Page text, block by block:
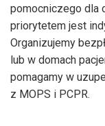
pomocniczego dla
priorytetem jest
Organizujemy
lub w domach
pomagamy w
z MOPS i PCPR.